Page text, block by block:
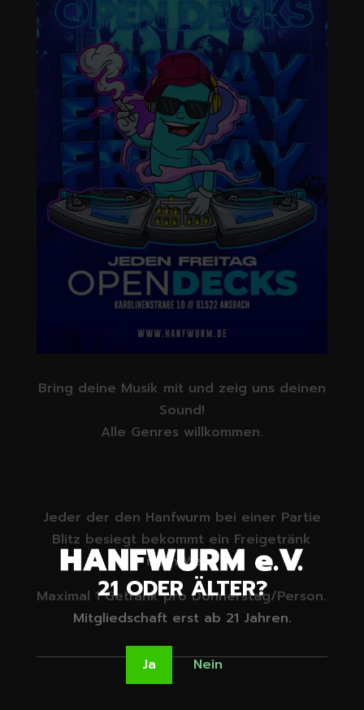
21 ODER ÄLTER?
Mitgliedschaft erst ab 21 Jahren.
Ja Nein
Bring deine Musik mit und zeig uns deinen
Sound!
Alle Genres willkommen.
Jeder der den Hanfwurm bei einer Partie
Blitz besiegt bekommt ein Freigetränk
nach Wahl.
Maximal 1 Getränk pro Donnerstag/Person.